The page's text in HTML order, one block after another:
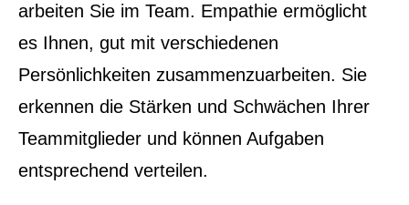
arbeiten Sie im Team. Empathie ermöglicht
es Ihnen, gut mit verschiedenen
Persönlichkeiten zusammenzuarbeiten. Sie
erkennen die Stärken und Schwächen Ihrer
Teammitglieder und können Aufgaben
entsprechend verteilen.